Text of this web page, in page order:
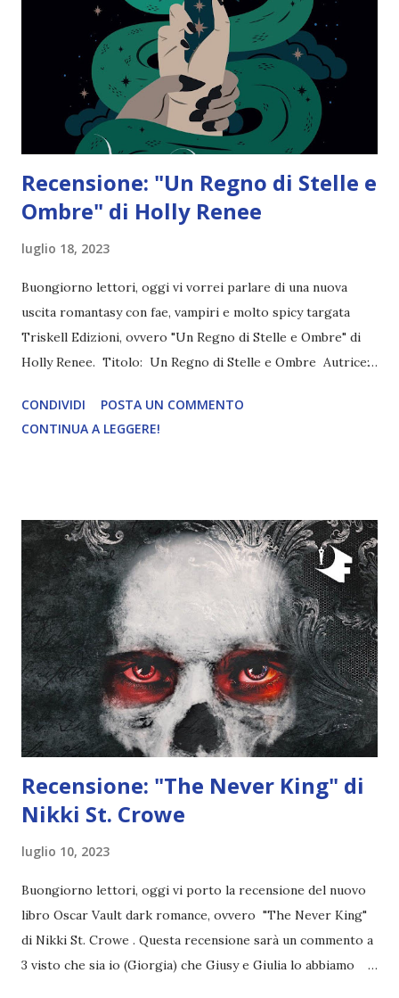
Recensione: "Un Regno di Stelle e
Ombre" di Holly Renee
luglio 18, 2023
Buongiorno lettori, oggi vi vorrei parlare di una nuova
uscita romantasy con fae, vampiri e molto spicy targata
Triskell Edizioni, ovvero "Un Regno di Stelle e Ombre" di
Holly Renee. Titolo: Un Regno di Stelle e Ombre Autrice:
Pubblicazione: 30 Giugno 2023 Traduttore: Fiorella Verde
Trama: «Adempiere al tuo destino o cedere al desiderio?
sogni. È suo fratello mezzosangue, il principe che sta al
suo fianco. Lui è peccato e oscurità, e le sue promesse
sussurrate all'orecchio mi fanno bramare un uomo che non
posso avere. Anche i miei pensieri fanno di me una
traditrice del regno che ho giurato di proteggere. Quando
la corte del sangue attacca, sono costretta a fare scelte per
le quali non sono prepara...
CONDIVIDI
POSTA UN COMMENTO
CONTINUA A LEGGERE!
Recensione: "The Never King" di
Nikki St. Crowe
luglio 10, 2023
Buongiorno lettori, oggi vi porto la recensione del nuovo
libro Oscar Vault dark romance, ovvero "The Never King"
di Nikki St. Crowe . Questa recensione sarà un commento a
3 visto che sia io (Giorgia) che Giusy e Giulia lo abbiamo